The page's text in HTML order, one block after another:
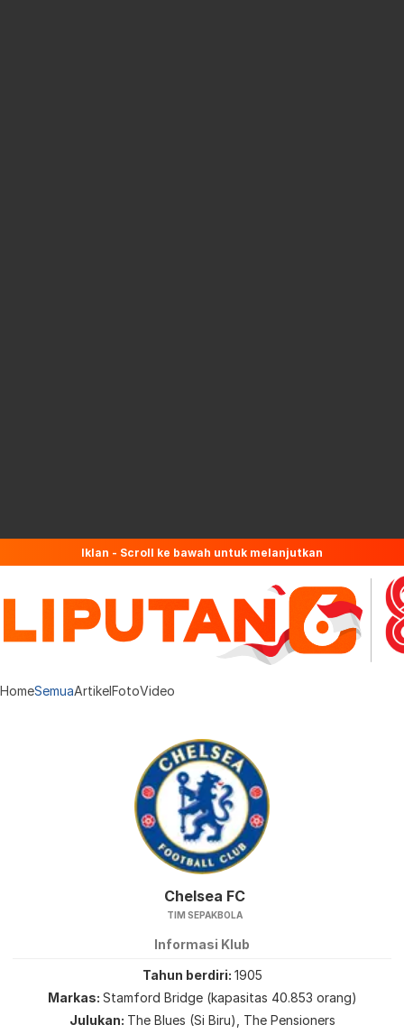
Iklan - Scroll ke bawah untuk melanjutkan
HomeSemuaArtikelFotoVideo
Chelsea FC
TIM SEPAKBOLA
Informasi Klub
Tahun berdiri 1905
Markas Stamford Bridge (kapasitas 40.853 orang)
Julukan The Blues (Si Biru), The Pensioners